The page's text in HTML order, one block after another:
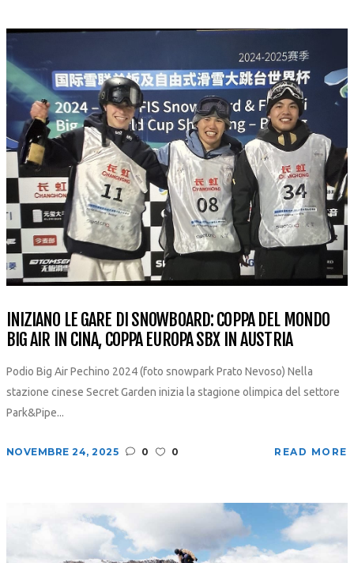
INIZIANO LE GARE DI SNOWBOARD: COPPA DEL MONDO
BIG AIR IN CINA, COPPA EUROPA SBX IN AUSTRIA
Podio Big Air Pechino 2024 (foto snowpark Prato Nevoso) Nella
stazione cinese Secret Garden inizia la stagione olimpica del settore
Park&Pipe...
NOVEMBRE 24, 2025 0 0 READ MORE